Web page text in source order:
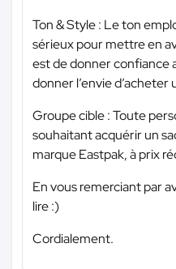
Ton & Style : Le ton
sérieux pour mettre en
est de donner confiance
donner l’envie d’acheter
Groupe cible : Toute
souhaitant acquérir un
marque Eastpak, à prix
En vous remerciant par
lire :)
Cordialement.